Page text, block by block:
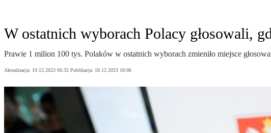
W ostatnich wyborach Polacy głosowali,
Prawie 1 milion 100 tys. Polaków w ostatnich wyborach zmieniło miejsce
Aktualizacja: 19.12.2023 06:32 Publikacja: 18.12.2023 18:06